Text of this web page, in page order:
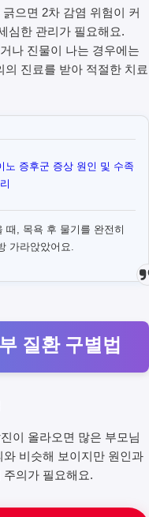
으면 2차 감염 위험이 커
심한 관리가 필요해요.
나 진물이 나는 경우에는
의 진료를 받아 적절한 치료
노 증후군 증상 원인 및 수족
때, 목욕 후 물기를 완전히
가라앉았어요.
질환 구별법
이 올라오면 많은 부모님
비슷해 보이지만 원인과
의가 필요해요.